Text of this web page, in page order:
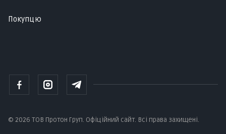
Покупцю
© 2026 ТОВ Протон Груп. Офіційний сайт. Всі права захищені.